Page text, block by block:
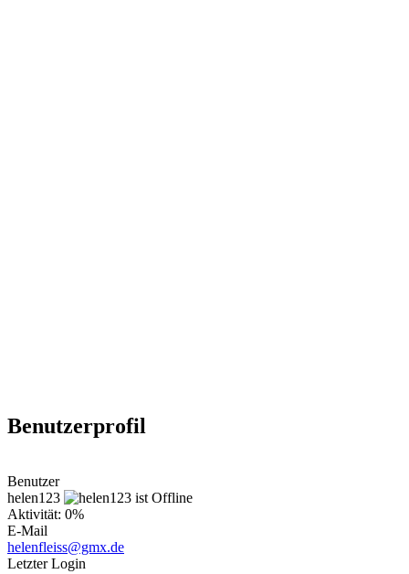
Benutzerprofil
Benutzer
helen123
Aktivität: 0%
E-Mail
helenfleiss@gmx.de
Letzter Login